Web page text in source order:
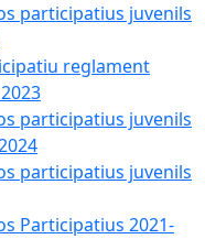
participatius juvenils
reglament
participatius juvenils
participatius juvenils
Participatius 2021-